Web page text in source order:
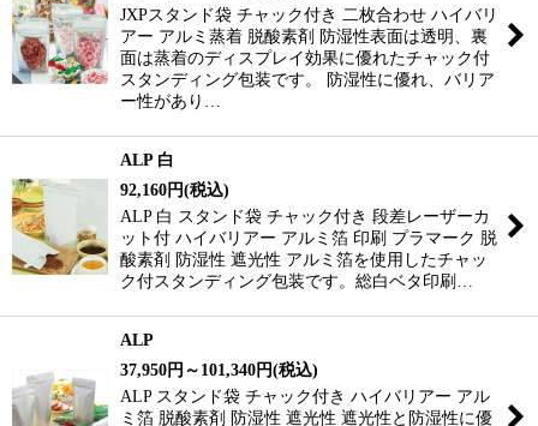
JXPスタンド袋 チャック付き 二枚合わせ ハイバリ
アー アルミ蒸着 脱酸素剤 防湿性表面は透明、裏
面は蒸着のディスプレイ効果に優れたチャック付
スタンディング包装です。 防湿性に優れ、バリア
ー性があり…
ALP 白
92,160円(税込)
ALP 白 スタンド袋 チャック付き 段差レーザーカ
ット付 ハイバリアー アルミ箔 印刷 プラマーク 脱
酸素剤 防湿性 遮光性 アルミ箔を使用したチャッ
ク付スタンディング包装です。総白ベタ印刷…
ALP
37,950円 ～101,340円(税込)
ALP スタンド袋 チャック付き ハイバリアー アル
ミ箔 脱酸素剤 防湿性 遮光性 遮光性と防湿性に優